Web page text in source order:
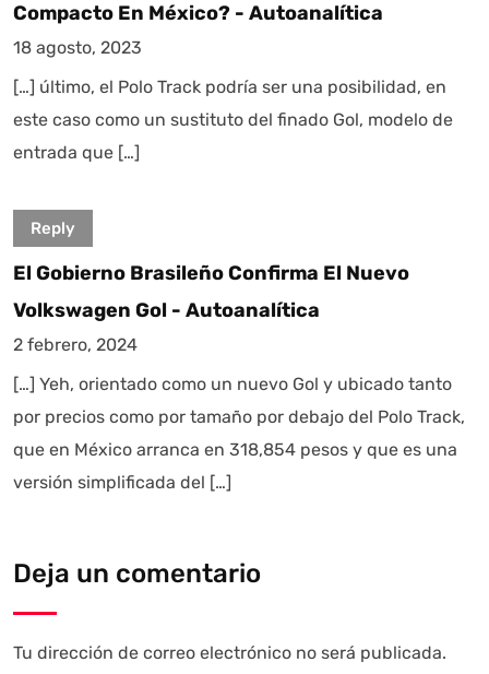
Compacto En México? - Autoanalítica
18 agosto, 2023
[…] último, el Polo Track podría ser una posibilidad, en
este caso como un sustituto del finado Gol, modelo de
entrada que […]
Reply
El Gobierno Brasileño Confirma El Nuevo
Volkswagen Gol - Autoanalítica
2 febrero, 2024
[…] Yeh, orientado como un nuevo Gol y ubicado tanto
por precios como por tamaño por debajo del Polo Track,
que en México arranca en 318,854 pesos y que es una
versión simplificada del […]
Deja un comentario
Tu dirección de correo electrónico no será publicada.